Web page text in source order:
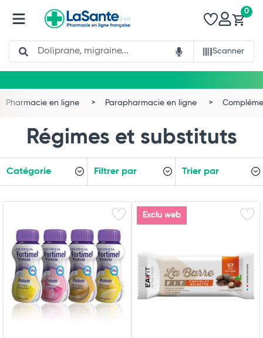
Search
Scanner
0
Pharmacie en ligne Parapharmacie en ligne
Régimes et substituts
Catégorie Filtrer par Trier par
Exclu web